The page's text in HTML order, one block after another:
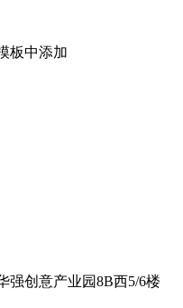
板中添加
强创意产业园8B西5/6楼